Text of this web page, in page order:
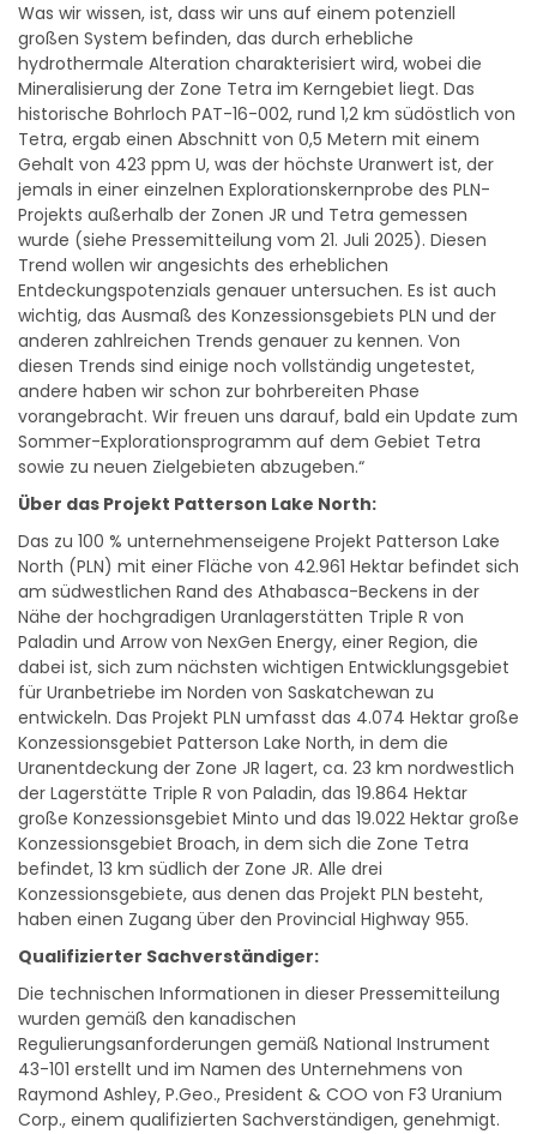
Was wir wissen, ist, dass wir uns auf einem potenziell
großen System befinden, das durch erhebliche
hydrothermale Alteration charakterisiert wird, wobei die
Mineralisierung der Zone Tetra im Kerngebiet liegt. Das
historische Bohrloch PAT-16-002, rund 1,2 km südöstlich von
Tetra, ergab einen Abschnitt von 0,5 Metern mit einem
Gehalt von 423 ppm U, was der höchste Uranwert ist, der
jemals in einer einzelnen Explorationskernprobe des PLN-
Projekts außerhalb der Zonen JR und Tetra gemessen
wurde (siehe Pressemitteilung vom 21. Juli 2025). Diesen
Trend wollen wir angesichts des erheblichen
Entdeckungspotenzials genauer untersuchen. Es ist auch
wichtig, das Ausmaß des Konzessionsgebiets PLN und der
anderen zahlreichen Trends genauer zu kennen. Von
diesen Trends sind einige noch vollständig ungetestet,
andere haben wir schon zur bohrbereiten Phase
vorangebracht. Wir freuen uns darauf, bald ein Update zum
Sommer-Explorationsprogramm auf dem Gebiet Tetra
sowie zu neuen Zielgebieten abzugeben.“
Über das Projekt Patterson Lake North:
Das zu 100 % unternehmenseigene Projekt Patterson Lake
North (PLN) mit einer Fläche von 42.961 Hektar befindet sich
am südwestlichen Rand des Athabasca-Beckens in der
Nähe der hochgradigen Uranlagerstätten Triple R von
Paladin und Arrow von NexGen Energy, einer Region, die
dabei ist, sich zum nächsten wichtigen Entwicklungsgebiet
für Uranbetriebe im Norden von Saskatchewan zu
entwickeln. Das Projekt PLN umfasst das 4.074 Hektar große
Konzessionsgebiet Patterson Lake North, in dem die
Uranentdeckung der Zone JR lagert, ca. 23 km nordwestlich
der Lagerstätte Triple R von Paladin, das 19.864 Hektar
große Konzessionsgebiet Minto und das 19.022 Hektar große
Konzessionsgebiet Broach, in dem sich die Zone Tetra
befindet, 13 km südlich der Zone JR. Alle drei
Konzessionsgebiete, aus denen das Projekt PLN besteht,
haben einen Zugang über den Provincial Highway 955.
Qualifizierter Sachverständiger:
Die technischen Informationen in dieser Pressemitteilung
wurden gemäß den kanadischen
Regulierungsanforderungen gemäß National Instrument
43-101 erstellt und im Namen des Unternehmens von
Raymond Ashley, P.Geo., President & COO von F3 Uranium
Corp., einem qualifizierten Sachverständigen, genehmigt.